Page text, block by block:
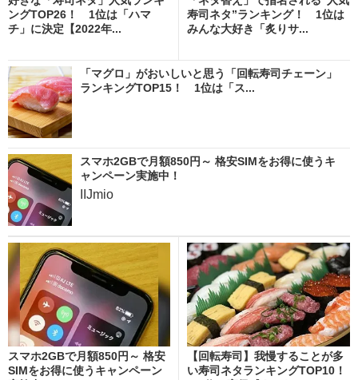
ングTOP26！ 1位は「ハマ
チ」に決定【2022年...
寿司ネタ”ランキング！ 1位は
みんな大好き「炙りサ...
「マグロ」がおいしいと思う「回転寿司チェーン」
ランキングTOP15！ 1位は「ス...
スマホ2GBで月額850円～ 格安SIMをお得に使うキ
ャンペーン実施中！
IIJmio
スマホ2GBで月額850円～ 格安
SIMをお得に使うキャンペーン
【回転寿司】我慢することが多
い寿司ネタランキングTOP10！